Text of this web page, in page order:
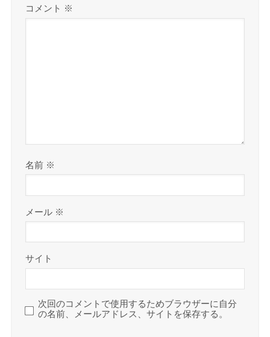
コメント ※
名前 ※
メール ※
サイト
次回のコメントで使用するためブラウザーに自分
の名前、メールアドレス、サイトを保存する。